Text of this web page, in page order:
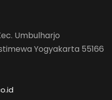
Umbulharjo
Yogyakarta 55166